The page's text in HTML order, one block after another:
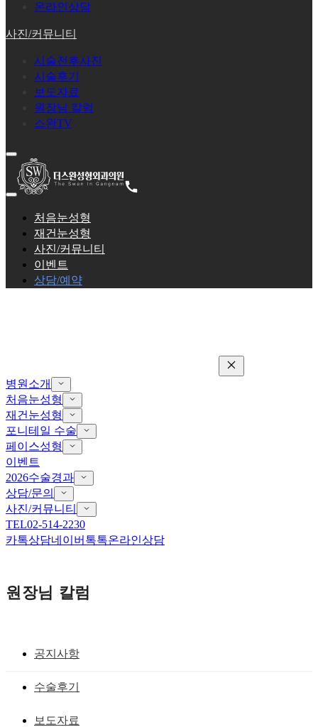
온라인상담
사진/커뮤니티
시술전후사진
시술후기
보도자료
원장님 칼럼
스완TV
처음눈성형
재건눈성형
사진/커뮤니티
이벤트
상담/예약
병원소개
처음눈성형
재건눈성형
포니테일 수술
페이스성형
이벤트
2026수술경과
상담/문의
사진/커뮤니티
TEL02-514-2230
카톡상담네이버톡톡온라인상담
원장님 칼럼
공지사항
수술후기
보도자료
앞트임복원수술 늦어지면 안된다?